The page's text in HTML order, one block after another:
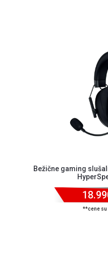
Bežične gaming
**cene su